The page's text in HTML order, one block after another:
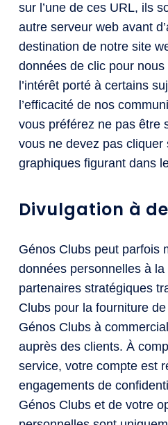
sur l’une de ces URL, ils
autre serveur web avant
destination de notre site
données de clic pour
l’intérêt porté à certains
l’efficacité de nos
vous préférez ne pas être
vous ne devez pas cliquer
graphiques figurant dans
Divulgation à
Génos Clubs peut parfois
données personnelles à
partenaires stratégiques
Clubs pour la fourniture
Génos Clubs à
auprès des clients. À
service, votre compte est
engagements de
Génos Clubs et de votre